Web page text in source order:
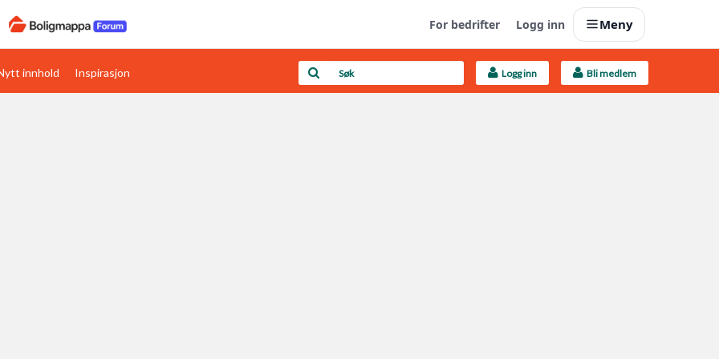
For bedrifter Logg inn Meny
Boligens papirer Last opp selv
innhold Inspirasjon Logg inn Bli medlem